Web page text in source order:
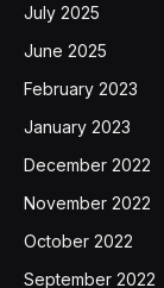
July 2025
June 2025
February 2023
January 2023
December 2022
November 2022
October 2022
September 2022